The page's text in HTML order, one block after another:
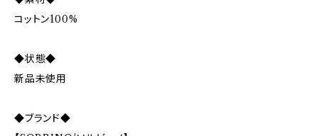
コットン100%
◆状態◆
新品未使用
◆ブランド◆